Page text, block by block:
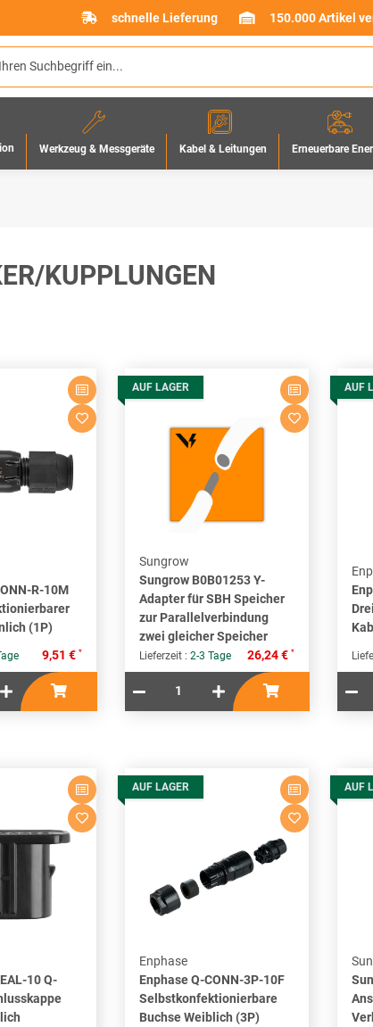
schnelle Lieferung 150.000 Artikel
Werkzeug & Messgeräte Kabel & Leitungen Erneuerbare
KUPPLUNGEN
R-10M
(1P)
9,51 € *
AUF LAGER
Sungrow
Sungrow B0B01253 Y-
Adapter für SBH Speicher
zur Parallelverbindung
zwei gleicher Speicher
Lieferzeit : 2-3 Tage 26,24 € *
AUF
10 Q-
AUF LAGER
Enphase
Enphase Q-CONN-3P-10F
Selbstkonfektionierbare
Buchse Weiblich (3P)
AUF